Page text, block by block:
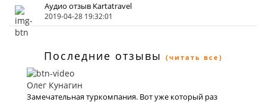
Аудио отзыв Kartatravel
2019-04-28 19:32:01
Последние отзывы (читать все)
Олег Кунагин
Замечательная туркомпания. Вот уже который раз